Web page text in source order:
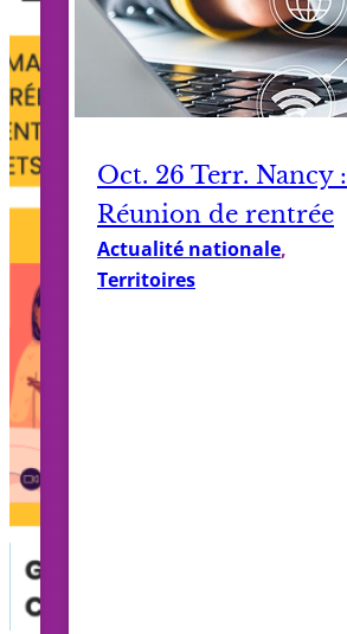
Oct. 26 Terr. Nancy :
Réunion de rentrée
Actualité nationale,
Territoires